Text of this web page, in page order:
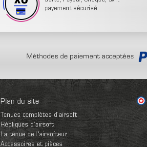
payement sécurisé
Méthodes de paiement acceptées
Plan du site
Tenues complètes d’airsoft
Répliques d’airsoft
La tenue de l'airsofteur
Accessoires et pièces